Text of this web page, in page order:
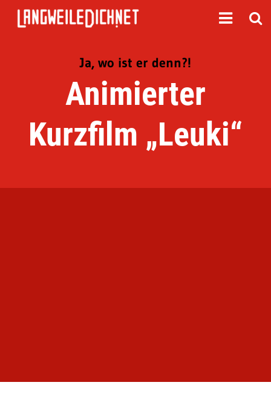
Ja, wo ist er denn?!
Animierter
Kurzfilm „Leuki“